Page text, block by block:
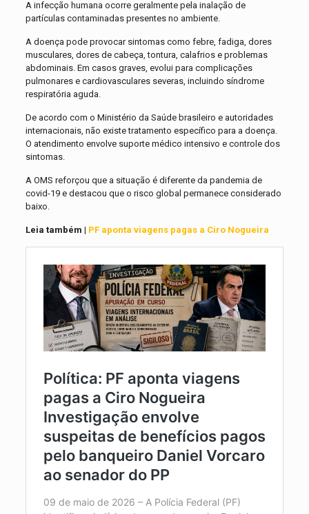
A infecção humana ocorre geralmente pela inalação de
partículas contaminadas presentes no ambiente.
A doença pode provocar sintomas como febre, fadiga, dores
musculares, dores de cabeça, tontura, calafrios e problemas
abdominais. Em casos graves, evolui para complicações
pulmonares e cardiovasculares severas, incluindo síndrome
respiratória aguda.
De acordo com o Ministério da Saúde brasileiro e autoridades
internacionais, não existe tratamento específico para a doença.
O atendimento envolve suporte médico intensivo e controle dos
sintomas.
A OMS reforçou que a situação é diferente da pandemia de
covid-19 e destacou que o risco global permanece considerado
baixo.
Leia também | PF aponta viagens pagas a Ciro Nogueira